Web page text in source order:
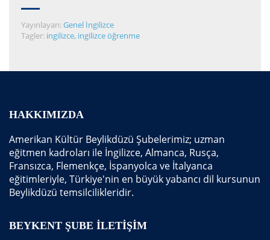
Yayınlayan: Genel İngilizce
Tagler: ingilizce, ingilizce öğrenme
HAKKIMIZDA
Amerikan Kültür Beylikdüzü Şubelerimiz; uzman
eğitmen kadroları ile İngilizce, Almanca, Rusça,
Fransızca, Flemenkçe, İspanyolca ve İtalyanca
eğitimleriyle, Türkiye'nin en büyük yabancı dil kursunun
Beylikdüzü temsilcilikleridir.
BEYKENT ŞUBE İLETIŞIM